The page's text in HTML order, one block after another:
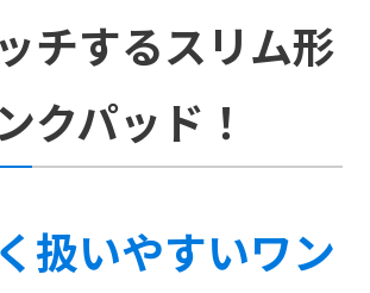
チするスリム形
クパッド！
扱いやすいワン